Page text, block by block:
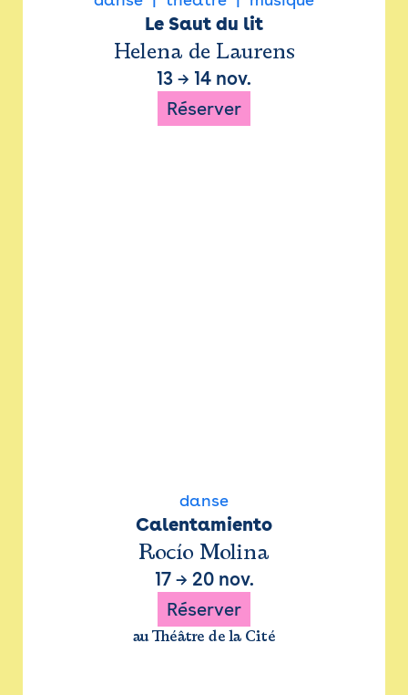
Le Saut du lit
Helena de Laurens
13 → 14 nov.
Réserver
danse
Calentamiento
Rocío Molina
17→ 20 nov.
Réserver
au Théâtre de la Cité